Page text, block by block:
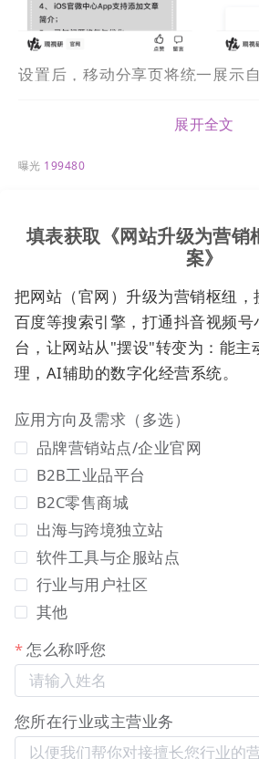
设置后，移动分享页将统一展示
操作路径：官微中心 > 内容 > 文章
【设置界面详情】
在设置页面找到“公共头部内容”
编辑框进行配置。
适用行业与场景
展开全文
曝光 199480
填表获取《网站升级为营销
案》
把网站（官网）升级为营销枢纽
百度等搜索引擎，打通抖音视频
台，让网站从"摆设"转变为：能主
理，AI辅助的数字化经营系统。
应用方向及需求（多选）
品牌营销站点/企业官网
B2B工业品平台
B2C零售商城
出海与跨境独立站
软件工具与企服站点
行业与用户社区
其他
怎么称呼您
您所在行业或主营业务